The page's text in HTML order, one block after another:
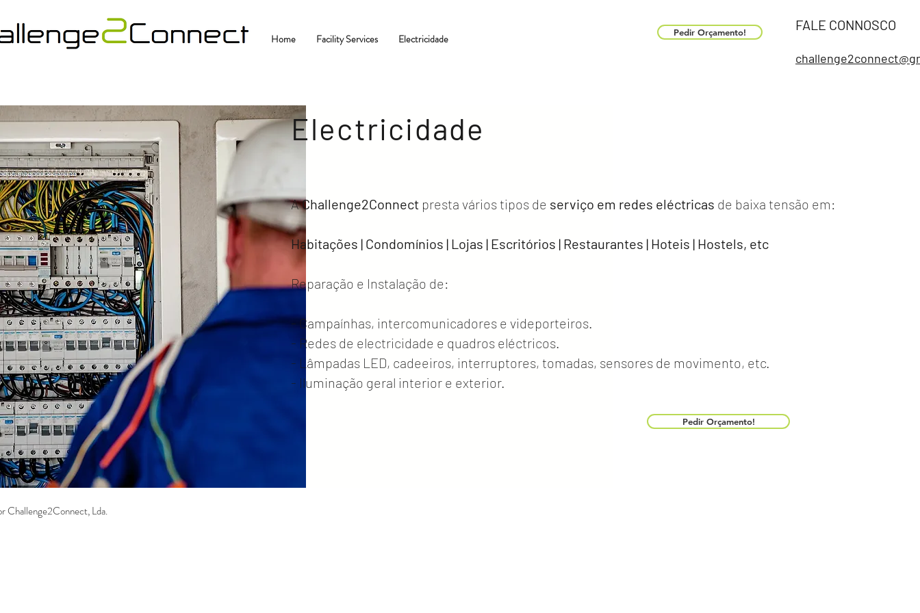
Home Facility Services Electricidade Pedir Orçamento! FALE CONNOSCO​
Electricidade
AChallenge2Connectpresta vários tipos de serviço em redes eléctricas de baixa tensão em:
Habitações | Condomínios | Lojas | Escritórios | Restaurantes | Hoteis | Hostels, etc
Reparação e Instalação de:
- Campaínhas, intercomunicadores e videporteiros.
- Redes de electricidade e quadros eléctricos.
- Lâmpadas LED, cadeeiros, interruptores, tomadas, sensores de movimento, etc.
- Iluminação geral interior e exterior.
Pedir Orçamento!
Lda.